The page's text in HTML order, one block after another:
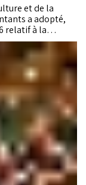
et de la
a adopté,
relatif à la